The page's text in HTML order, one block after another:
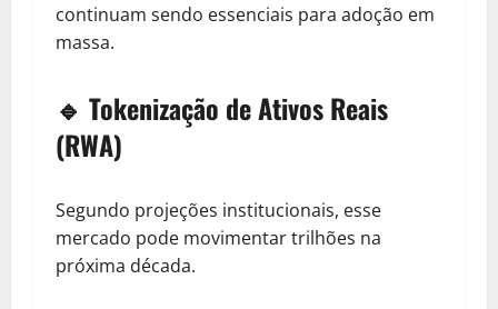
continuam sendo essenciais para adoção em
massa.
🔹 Tokenização de Ativos Reais
(RWA)
Segundo projeções institucionais, esse
mercado pode movimentar trilhões na
próxima década.